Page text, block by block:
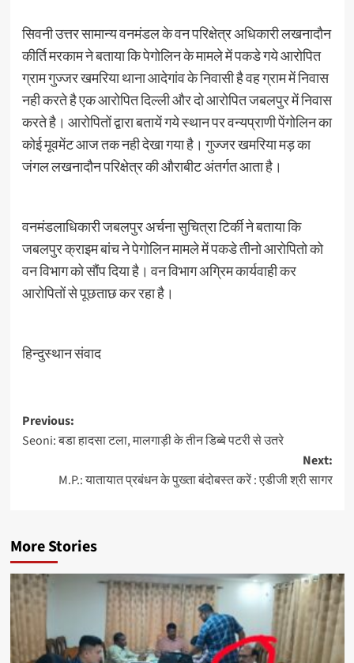
सिवनी उत्तर सामान्य वनमंडल के वन परिक्षेत्र अधिकारी लखनादौन
कीर्ति मरकाम ने बताया कि पेगोलिन के मामले में पकडे गये आरोपित
ग्राम गुज्जर खमरिया थाना आदेगांव के निवासी है वह ग्राम में निवास
नही करते है एक आरोपित दिल्ली और दो आरोपित जबलपुर में निवास
करते है। आरोपितों द्वारा बतायें गये स्थान पर वन्यप्राणी पेंगोलिन का
कोई मूवमेंट आज तक नही देखा गया है। गुज्जर खमरिया मड़ का
जंगल लखनादौन परिक्षेत्र की औराबीट अंतर्गत आता है।
वनमंडलाधिकारी जबलपुर अर्चना सुचित्रा टिर्की ने बताया कि
जबलपुर क्राइम बांच ने पेगोलिन मामले में पकडे तीनो आरोपितो को
वन विभाग को सौंप दिया है। वन विभाग अग्रिम कार्यवाही कर
आरोपितों से पूछताछ कर रहा है।
हिन्दुस्थान संवाद
Post
navigation
Previous:
Seoni: बडा हादसा टला, मालगाड़ी के तीन डिब्बे पटरी से उतरे
Next:
M.P.: यातायात प्रबंधन के पुख्ता बंदोबस्त करें : एडीजी श्री सागर
More Stories